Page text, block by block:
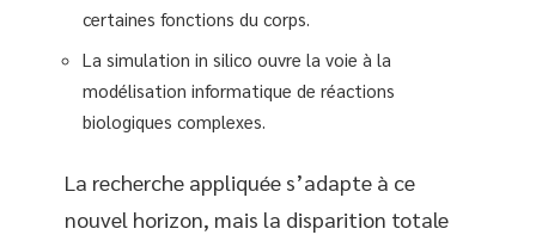
certaines fonctions du corps.
La simulation in silico ouvre la voie à la
modélisation informatique de réactions
biologiques complexes.
La recherche appliquée s’adapte à ce
nouvel horizon, mais la disparition totale